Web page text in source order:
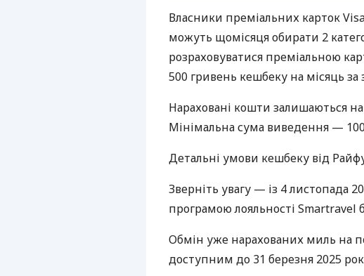
Власники преміальних карток
можуть щомісяця обирати 2
розраховуватися преміальною
500 гривень кешбеку на місяць за
Нараховані кошти залишаються
Мінімальна сума виведення —
Детальні умови кешбеку від
Зверніть увагу — із 4 листопада
програмою лояльності
Обмін уже нарахованих миль на
доступним до 31 березня 2025